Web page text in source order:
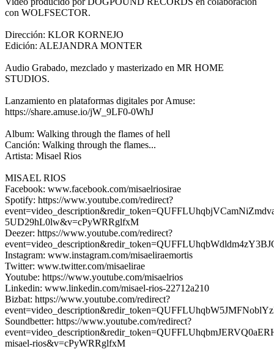
con WOLFSECTOR.
Dirección: KLOR KORNEJO
Edición: ALEJANDRA MONTER
Audio Grabado, mezclado y masterizado en MR HOME
STUDIOS.
Lanzamiento en plataformas digitales por Amuse:
https://share.amuse.io/jW_9LF0-0WhJ
Album: Walking through the flames of hell
Canción: Walking through the flames...
Artista: Misael Rios
MISAEL RIOS
Facebook: www.facebook.com/misaelriosirae
Spotify: https://www.youtube.com/redirect?
5UD29hL0lw&v=cPyWRRglfxM
Deezer: https://www.youtube.com/redirect?
Instagram: www.instagram.com/misaeliraemortis
Twitter: www.twitter.com/misaelirae
Youtube: https://www.youtube.com/misaelrios
Linkedin: www.linkedin.com/misael-rios-22712a210
Bizbat: https://www.youtube.com/redirect?
Soundbetter: https://www.youtube.com/redirect?
misael-rios&v=cPyWRRglfxM